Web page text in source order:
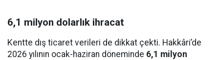
6,1 milyon dolarlık ihracat
Kentte dış ticaret verileri de dikkat çekti. Hakkâri’de
2026 yılının ocak-haziran döneminde 6,1 milyon